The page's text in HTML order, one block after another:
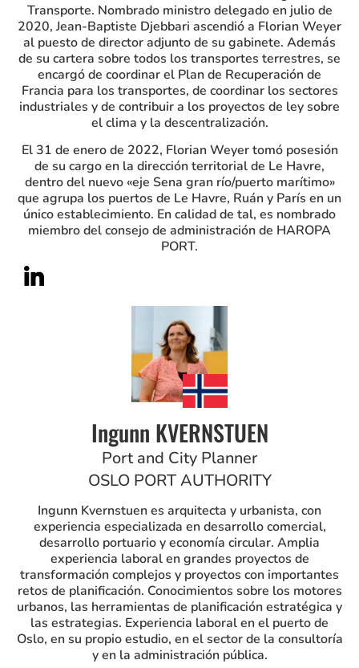
Transporte. Nombrado ministro delegado en julio de
2020, Jean-Baptiste Djebbari ascendió a Florian Weyer
al puesto de director adjunto de su gabinete. Además
de su cartera sobre todos los transportes terrestres, se
encargó de coordinar el Plan de Recuperación de
Francia para los transportes, de coordinar los sectores
industriales y de contribuir a los proyectos de ley sobre
el clima y la descentralización.
El 31 de enero de 2022, Florian Weyer tomó posesión
de su cargo en la dirección territorial de Le Havre,
dentro del nuevo «eje Sena gran río/puerto marítimo»
que agrupa los puertos de Le Havre, Ruán y París en un
único establecimiento. En calidad de tal, es nombrado
miembro del consejo de administración de HAROPA
PORT.
Ingunn KVERNSTUEN
Port and City Planner
OSLO PORT AUTHORITY
Ingunn Kvernstuen es arquitecta y urbanista, con
experiencia especializada en desarrollo comercial,
desarrollo portuario y economía circular. Amplia
experiencia laboral en grandes proyectos de
transformación complejos y proyectos con importantes
retos de planificación. Conocimientos sobre los motores
urbanos, las herramientas de planificación estratégica y
las estrategias. Experiencia laboral en el puerto de
Oslo, en su propio estudio, en el sector de la consultoría
y en la administración pública.